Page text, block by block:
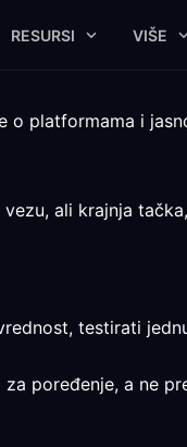
RESURSI VIŠE
platformama i
ali krajnja
testirati
poređenje, a ne